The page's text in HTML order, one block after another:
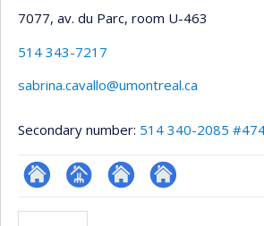
7077, av. du Parc, room U-463
514 343-7217
sabrina.cavallo@umontreal.ca
Secondary number: 514 340-2085
ResearchGate
Page
professionnelle
Site
web
Autre